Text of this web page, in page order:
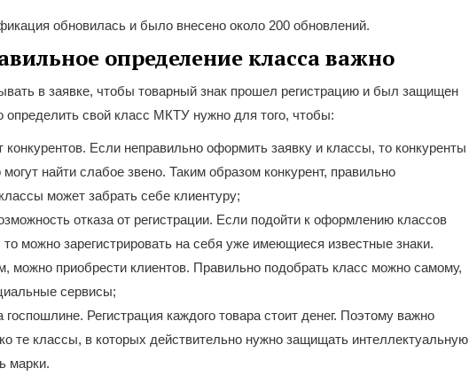
обновилась и было внесено около 200 обновлений.
определение класса важно
в заявке, чтобы товарный знак прошел регистрацию и был защищен
определить свой класс МКТУ нужно для того, чтобы:
конкурентов. Если неправильно оформить заявку и классы, то конкуренты
найти слабое звено. Таким образом конкурент, правильно
может забрать себе клиентуру;
отказа от регистрации. Если подойти к оформлению классов
то можно зарегистрировать на себя уже имеющиеся известные знаки.
можно приобрести клиентов. Правильно подобрать класс можно самому,
сервисы;
госпошлине. Регистрация каждого товара стоит денег. Поэтому важно
те классы, в которых действительно нужно защищать интеллектуальную
марки.